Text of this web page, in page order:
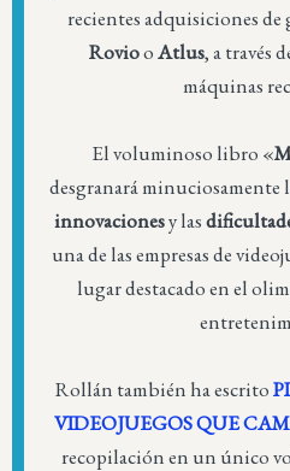
recientes adquisiciones de
RoviooAtlus, a través
máquinas
El voluminoso libro «
desgranará minuciosamente
innovacionesy las
una de las empresas de
lugar destacado en el
Rollán también ha escrito
VIDEOJUEGOS QUE
recopilación en un único